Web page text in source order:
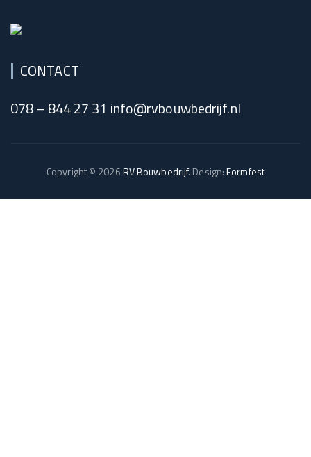
CONTACT
078 – 844 27 31 info@rvbouwbedrijf.nl
Copyright © 2026RV Bouwbedrijf. Design:Formfest